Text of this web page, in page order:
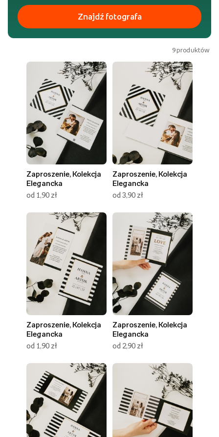
Znajdź fotografa
9produktów
Zaproszenie, Kolekcja
Elegancka
od 1,90 zł
Zaproszenie, Kolekcja
Elegancka
od 3,90 zł
Zaproszenie, Kolekcja
Elegancka
od 1,90 zł
Zaproszenie, Kolekcja
Elegancka
od 2,90 zł